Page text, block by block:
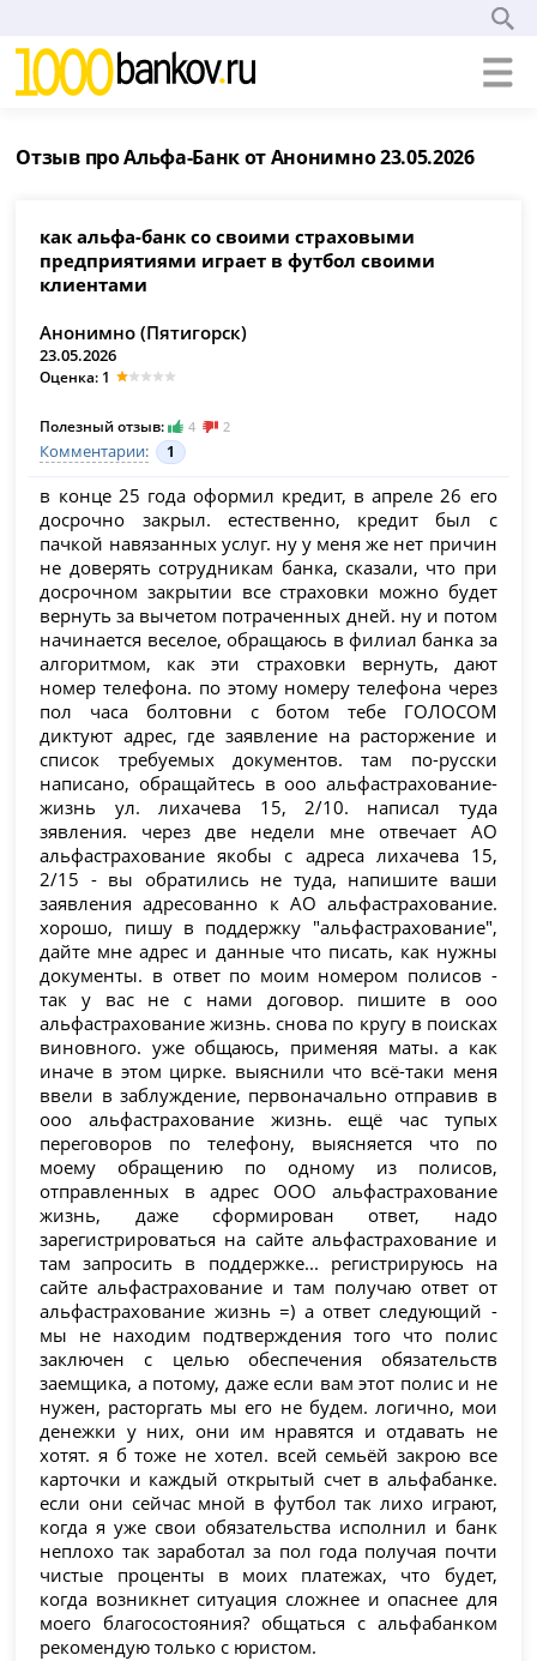
Отзыв про Альфа-Банк от Анонимно 23.05.2026
как альфа-банк со своими страховыми
предприятиями играет в футбол своими
клиентами
Анонимно (Пятигорск)
23.05.2026
Оценка: 1
Полезный отзыв: 4 2
Комментарии: 1
в конце 25 года оформил кредит, в апреле 26 его
досрочно закрыл. естественно, кредит был с
пачкой навязанных услуг. ну у меня же нет причин
не доверять сотрудникам банка, сказали, что при
досрочном закрытии все страховки можно будет
вернуть за вычетом потраченных дней. ну и потом
начинается веселое, обращаюсь в филиал банка за
алгоритмом, как эти страховки вернуть, дают
номер телефона. по этому номеру телефона через
пол часа болтовни с ботом тебе ГОЛОСОМ
диктуют адрес, где заявление на расторжение и
список требуемых документов. там по-русски
написано, обращайтесь в ооо альфастрахование-
жизнь ул. лихачева 15, 2/10. написал туда
зявления. через две недели мне отвечает АО
альфастрахование якобы с адреса лихачева 15,
2/15 - вы обратились не туда, напишите ваши
заявления адресованно к АО альфастрахование.
хорошо, пишу в поддержку "альфастрахование",
дайте мне адрес и данные что писать, как нужны
документы. в ответ по моим номером полисов -
так у вас не с нами договор. пишите в ооо
альфастрахование жизнь. снова по кругу в поисках
виновного. уже общаюсь, применяя маты. а как
иначе в этом цирке. выяснили что всё-таки меня
ввели в заблуждение, первоначально отправив в
ооо альфастрахование жизнь. ещё час тупых
переговоров по телефону, выясняется что по
моему обращению по одному из полисов,
отправленных в адрес ООО альфастрахование
жизнь, даже сформирован ответ, надо
зарегистрироваться на сайте альфастрахование и
там запросить в поддержке... регистрируюсь на
сайте альфастрахование и там получаю ответ от
альфастрахование жизнь =) а ответ следующий -
мы не находим подтверждения того что полис
заключен с целью обеспечения обязательств
заемщика, а потому, даже если вам этот полис и не
нужен, расторгать мы его не будем. логично, мои
денежки у них, они им нравятся и отдавать не
хотят. я б тоже не хотел. всей семьёй закрою все
карточки и каждый открытый счет в альфабанке.
если они сейчас мной в футбол так лихо играют,
когда я уже свои обязательства исполнил и банк
неплохо так заработал за пол года получая почти
чистые проценты в моих платежах, что будет,
когда возникнет ситуация сложнее и опаснее для
моего благосостояния? общаться с альфабанком
рекомендую только с юристом.